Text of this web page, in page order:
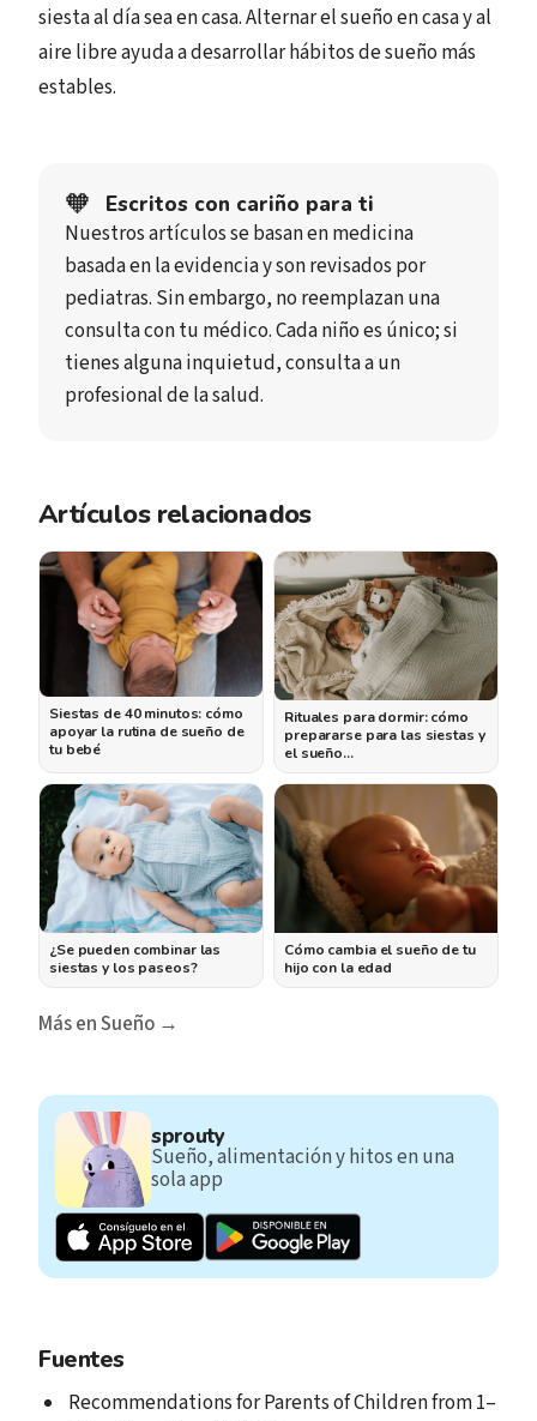
siesta al día sea en casa. Alternar el sueño en casa y al
aire libre ayuda a desarrollar hábitos de sueño más
estables.
🧡 Escritos con cariño para ti
Nuestros artículos se basan en medicina
basada en la evidencia y son revisados por
pediatras. Sin embargo, no reemplazan una
consulta con tu médico. Cada niño es único; si
tienes alguna inquietud, consulta a un
profesional de la salud.
Artículos relacionados
Siestas de 40 minutos: cómo
apoyar la rutina de sueño de
tu bebé
Rituales para dormir: cómo
prepararse para las siestas y
el sueño…
¿Se pueden combinar las
siestas y los paseos?
Cómo cambia el sueño de tu
hijo con la edad
Más en Sueño →
sprouty
Sueño, alimentación y hitos en una
sola app
Fuentes
Recommendations for Parents of Children from 1–